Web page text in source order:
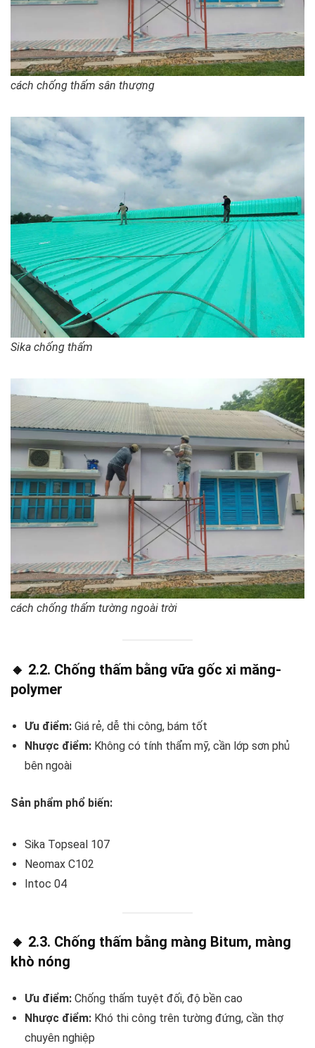
cách chống thấm sân thượng
Sika chống thấm
cách chống thấm tường ngoài trời
🔸 2.2. Chống thấm bằng vữa gốc xi măng-
polymer
Ưu điểm: Giá rẻ, dễ thi công, bám tốt
Nhược điểm: Không có tính thẩm mỹ, cần lớp sơn phủ
bên ngoài
Sản phẩm phổ biến:
Sika Topseal 107
Neomax C102
Intoc 04
🔸 2.3. Chống thấm bằng màng Bitum, màng
khò nóng
Ưu điểm: Chống thấm tuyệt đối, độ bền cao
Nhược điểm: Khó thi công trên tường đứng, cần thợ
chuyên nghiệp